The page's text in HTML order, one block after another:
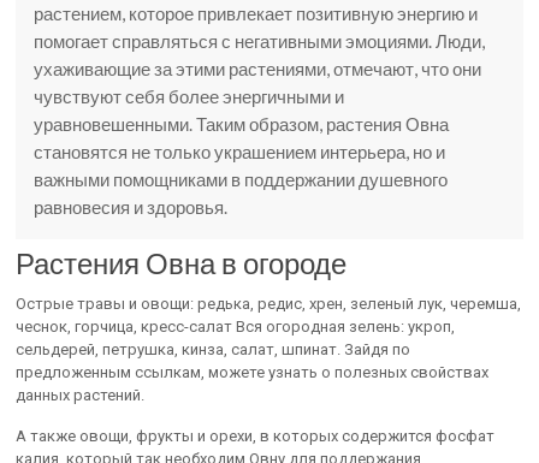
растением, которое привлекает позитивную энергию и
помогает справляться с негативными эмоциями. Люди,
ухаживающие за этими растениями, отмечают, что они
чувствуют себя более энергичными и
уравновешенными. Таким образом, растения Овна
становятся не только украшением интерьера, но и
важными помощниками в поддержании душевного
равновесия и здоровья.
Растения Овна в огороде
Острые травы и овощи: редька, редис, хрен, зеленый лук, черемша,
чеснок, горчица, кресс-салат Вся огородная зелень: укроп,
сельдерей, петрушка, кинза, салат, шпинат. Зайдя по
предложенным ссылкам, можете узнать о полезных свойствах
данных растений.
А также овощи, фрукты и орехи, в которых содержится фосфат
калия, который так необходим Овну для поддержания